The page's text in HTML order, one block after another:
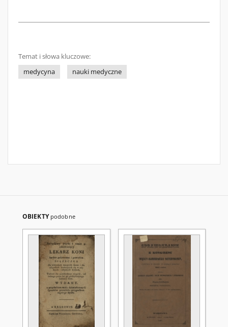
Temat i słowa kluczowe:
medycyna
nauki medyczne
OBIEKTY podobne